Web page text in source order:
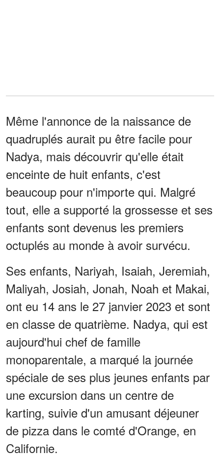
Même l'annonce de la naissance de
quadruplés aurait pu être facile pour
Nadya, mais découvrir qu'elle était
enceinte de huit enfants, c'est
beaucoup pour n'importe qui. Malgré
tout, elle a supporté la grossesse et ses
enfants sont devenus les premiers
octuplés au monde à avoir survécu.
Ses enfants, Nariyah, Isaiah, Jeremiah,
Maliyah, Josiah, Jonah, Noah et Makai,
ont eu 14 ans le 27 janvier 2023 et sont
en classe de quatrième. Nadya, qui est
aujourd'hui chef de famille
monoparentale, a marqué la journée
spéciale de ses plus jeunes enfants par
une excursion dans un centre de
karting, suivie d'un amusant déjeuner
de pizza dans le comté d'Orange, en
Californie.